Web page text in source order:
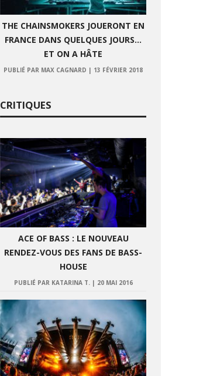
THE CHAINSMOKERS JOUERONT EN
FRANCE DANS QUELQUES JOURS…
ET ON A HÂTE
PUBLIÉ PAR MAX CAGNARD | 13 FÉVRIER 2018
CRITIQUES
ACE OF BASS : LE NOUVEAU
RENDEZ-VOUS DES FANS DE BASS-
HOUSE
PUBLIÉ PAR KATARINA T.| 20 MAI 2016